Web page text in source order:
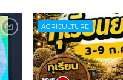
AGRICULTURE